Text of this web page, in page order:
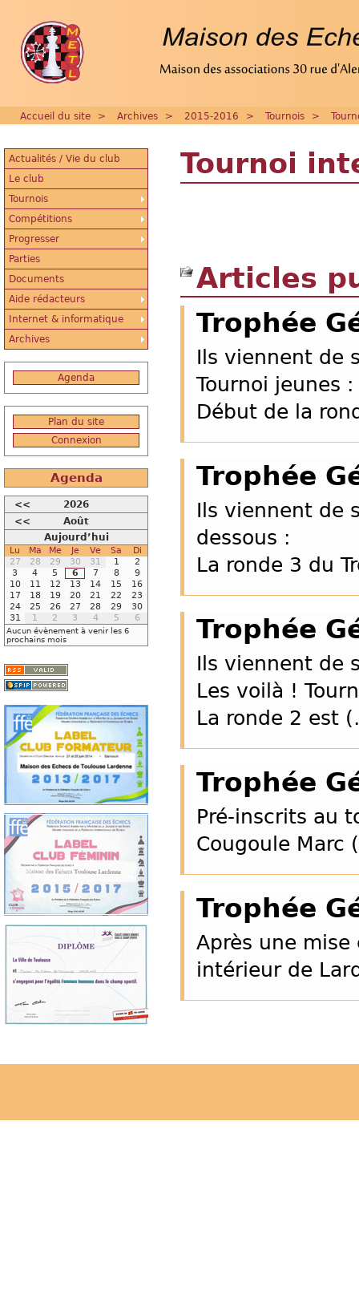
Accueil du site > Archives > 2015-2016 > Tournois >
Tournoi
Articles
Trophée
Ils viennent de
Tournoi jeunes :
Début de la
Trophée
Ils viennent de
dessous :
La ronde 3 du
Trophée
Ils viennent de
Les voilà !
La ronde 2 est
Trophée
Pré-inscrits au
Cougoule Marc
Trophée
Après une mise
intérieur de
Actualités / Vie du club
Le club
Tournois
Compétitions
Progresser
Parties
Documents
Aide rédacteurs
Internet & informatique
Archives
Agenda
Plan du site
Connexion
Agenda
<<
2026
<<
Août
Aujourd’hui
Lu Ma Me Je Ve Sa
Di
27
28 29 30 31 1
2
3
4 5 6 7 8
9
10
11 12 13 14 15
16
17
18 19 20 21 22
23
24
25 26 27 28 29
30
31
1 2 3 4 5 6
Aucun évènement à venir les 6
prochains mois